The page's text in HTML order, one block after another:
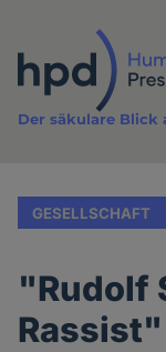
Inhalt
Der säkulare Blick
GESELLSCHAFT
"Rudolf
Rassist"